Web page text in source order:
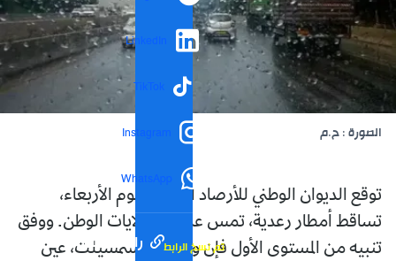
LinkedIn
TikTok
Instagram
WhatsApp
رابط مختصر تم نسخ الرابط
الصورة : ح.م
توقع الديوان الوطني للأرصاد الجوية، اليوم الأربعاء،
تساقط أمطار رعدية، تمس عدد من ولايات الوطن. ووفق
تنبيه من المستوى الأول فإن ولايات: تيسمسيلت، عين